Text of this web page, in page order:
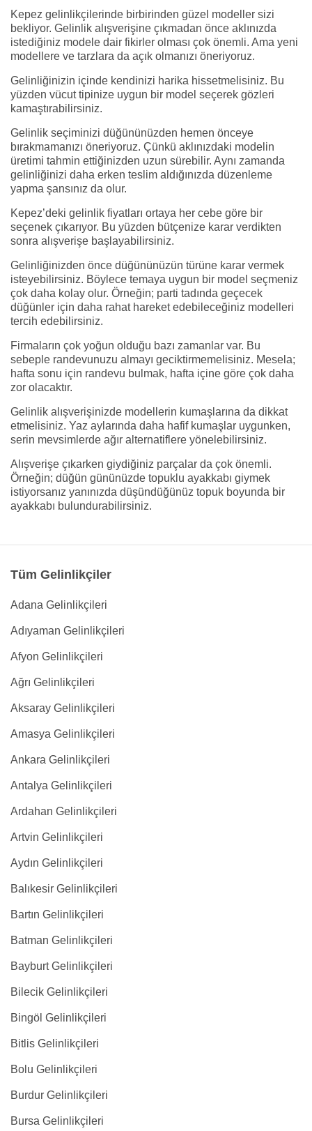
Kepez gelinlikçilerinde birbirinden güzel modeller sizi
bekliyor. Gelinlik alışverişine çıkmadan önce aklınızda
istediğiniz modele dair fikirler olması çok önemli. Ama yeni
modellere ve tarzlara da açık olmanızı öneriyoruz.
Gelinliğinizin içinde kendinizi harika hissetmelisiniz. Bu
yüzden vücut tipinize uygun bir model seçerek gözleri
kamaştırabilirsiniz.
Gelinlik seçiminizi düğününüzden hemen önceye
bırakmamanızı öneriyoruz. Çünkü aklınızdaki modelin
üretimi tahmin ettiğinizden uzun sürebilir. Aynı zamanda
gelinliğinizi daha erken teslim aldığınızda düzenleme
yapma şansınız da olur.
Kepez’deki gelinlik fiyatları ortaya her cebe göre bir
seçenek çıkarıyor. Bu yüzden bütçenize karar verdikten
sonra alışverişe başlayabilirsiniz.
Gelinliğinizden önce düğününüzün türüne karar vermek
isteyebilirsiniz. Böylece temaya uygun bir model seçmeniz
çok daha kolay olur. Örneğin; parti tadında geçecek
düğünler için daha rahat hareket edebileceğiniz modelleri
tercih edebilirsiniz.
Firmaların çok yoğun olduğu bazı zamanlar var. Bu
sebeple randevunuzu almayı geciktirmemelisiniz. Mesela;
hafta sonu için randevu bulmak, hafta içine göre çok daha
zor olacaktır.
Gelinlik alışverişinizde modellerin kumaşlarına da dikkat
etmelisiniz. Yaz aylarında daha hafif kumaşlar uygunken,
serin mevsimlerde ağır alternatiflere yönelebilirsiniz.
Alışverişe çıkarken giydiğiniz parçalar da çok önemli.
Örneğin; düğün gününüzde topuklu ayakkabı giymek
istiyorsanız yanınızda düşündüğünüz topuk boyunda bir
ayakkabı bulundurabilirsiniz.
Tüm Gelinlikçiler
Adana Gelinlikçileri
Adıyaman Gelinlikçileri
Afyon Gelinlikçileri
Ağrı Gelinlikçileri
Aksaray Gelinlikçileri
Amasya Gelinlikçileri
Ankara Gelinlikçileri
Antalya Gelinlikçileri
Ardahan Gelinlikçileri
Artvin Gelinlikçileri
Aydın Gelinlikçileri
Balıkesir Gelinlikçileri
Bartın Gelinlikçileri
Batman Gelinlikçileri
Bayburt Gelinlikçileri
Bilecik Gelinlikçileri
Bingöl Gelinlikçileri
Bitlis Gelinlikçileri
Bolu Gelinlikçileri
Burdur Gelinlikçileri
Bursa Gelinlikçileri